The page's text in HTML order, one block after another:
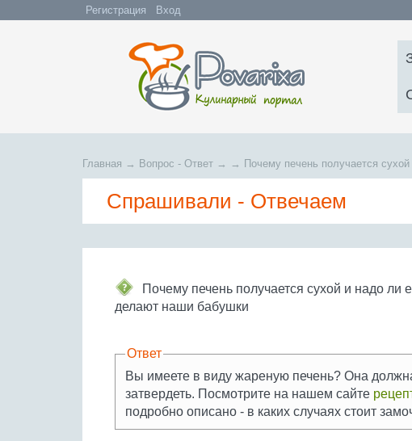
Регистрация Вход
Главная → Вопрос - Ответ → → Почему печень получается
Спрашивали - Отвечаем
Почему печень получается сухой и надо ли
делают наши бабушки
Ответ
Вы имеете в виду жареную печень? Она
затвердеть. Посмотрите на нашем сайте
подробно описано - в каких случаях стоит